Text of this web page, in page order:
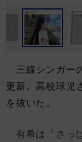
三線シンガー
更新。高校球児
を抜いた。
有希は「さっ